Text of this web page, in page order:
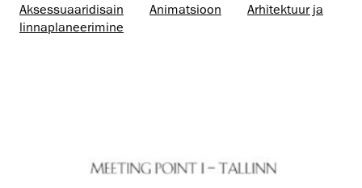
Aksessuaaridisain
Animatsioon
Arhitektuur ja
linnaplaneerimine